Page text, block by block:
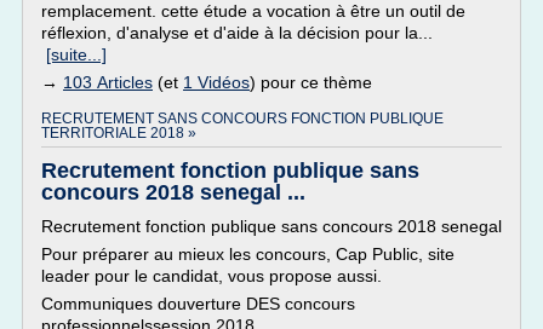
remplacement. cette étude a vocation à être un outil de
réflexion, d'analyse et d'aide à la décision pour la...
[suite...]
→ 103 Articles (et 1 Vidéos) pour ce thème
RECRUTEMENT SANS CONCOURS FONCTION PUBLIQUE
TERRITORIALE 2018 »
Recrutement fonction publique sans
concours 2018 senegal ...
Recrutement fonction publique sans concours 2018 senegal
Pour préparer au mieux les concours, Cap Public, site
leader pour le candidat, vous propose aussi.
Communiques douverture DES concours